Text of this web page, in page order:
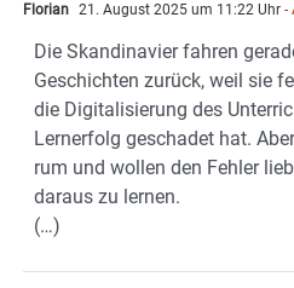
Florian 21. August 2025 um 11:22 Uhr -
Die Skandinavier fahren
Geschichten zurück, weil sie
die Digitalisierung des
Lernerfolg geschadet hat.
rum und wollen den Fehler
daraus zu lernen.
(…)